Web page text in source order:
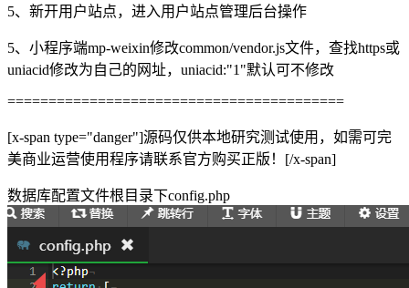
5、新开用户站点，进入用户站点管理后台操作
5、小程序端mp-weixin修改common/vendor.js文件，查找https或
uniacid修改为自己的网址，uniacid:"1"默认可不修改
=========================================
[x-span type="danger"]源码仅供本地研究测试使用，如需可完
美商业运营使用程序请联系官方购买正版！[/x-span]
数据库配置文件根目录下config.php